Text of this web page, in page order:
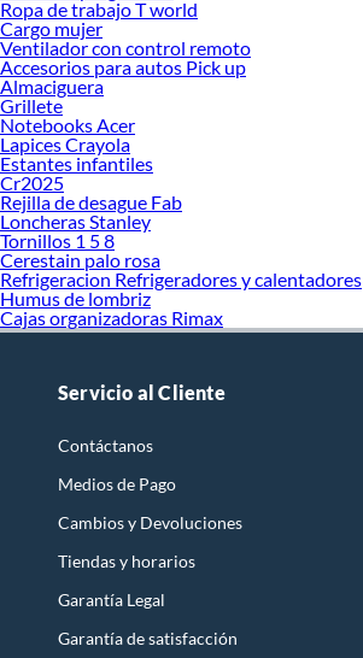
Ropa de trabajo T world
Cargo mujer
Ventilador con control remoto
Accesorios para autos Pick up
Almaciguera
Grillete
Notebooks Acer
Lapices Crayola
Estantes infantiles
Cr2025
Rejilla de desague Fab
Loncheras Stanley
Tornillos 1 5 8
Cerestain palo rosa
Refrigeracion Refrigeradores y calentadores
Humus de lombriz
Cajas organizadoras Rimax
Servicio al Cliente
Contáctanos
Medios de Pago
Cambios y Devoluciones
Tiendas y horarios
Garantía Legal
Garantía de satisfacción